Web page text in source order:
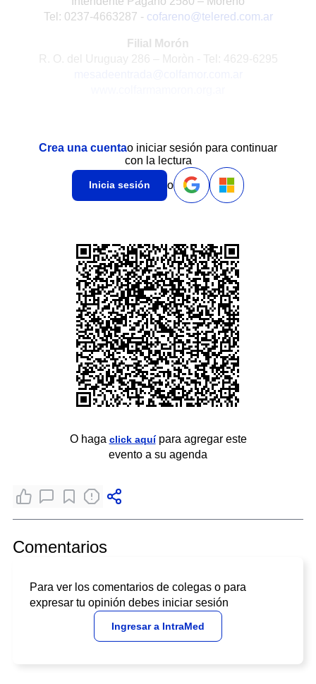
Tel: 0237-4663287 - cofareno@telered.com.ar
Filial Morón
R. O. del Uruguay 286 – Moròn - Tel: 4629-6295
Crea una cuentao iniciar sesión para continuar
con la lectura
Inicia sesión o
O haga click aquípara agregar este
evento a su agenda
Comentarios
Para ver los comentarios de colegas o para
expresar tu opinión debes iniciar sesión
Ingresar a IntraMed